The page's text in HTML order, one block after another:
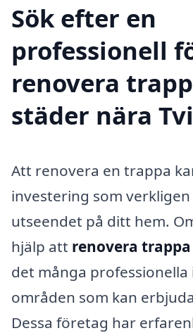
Sök efter en
professionell
renovera
städer nära
Att renovera en trappa
investering som
utseendet på ditt hem.
hjälp att renovera
det många
områden som kan
Dessa företag har